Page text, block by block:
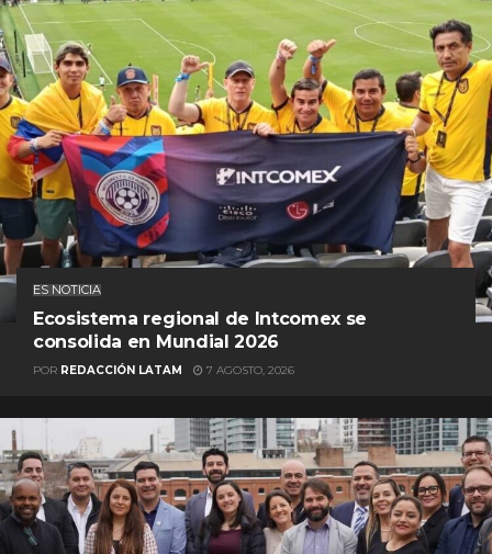
ES NOTICIA
Ecosistema regional de Intcomex se
consolida en Mundial 2026
POR REDACCIÓN LATAM 7 AGOSTO, 2026